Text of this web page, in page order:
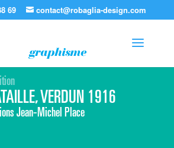
69 contact@robaglia-design.com
graphisme
VERDUN 1916
Jean-Michel Place